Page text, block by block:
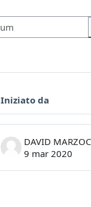
Iniziato da
9 mar 2020